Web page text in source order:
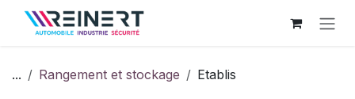
Se rendre au contenu
... Rangement et stockage Etablis